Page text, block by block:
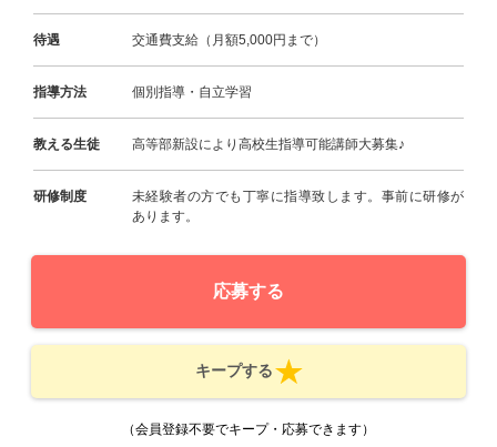
待遇 交通費支給（月額5,000円まで）
指導方法 個別指導・自立学習
教える生徒 高等部新設により高校生指導可能講師大募集♪
研修制度
未経験者の方でも丁寧に指導致します。事前に研修が
あります。
応募する
キープする
（会員登録不要でキープ・応募できます）